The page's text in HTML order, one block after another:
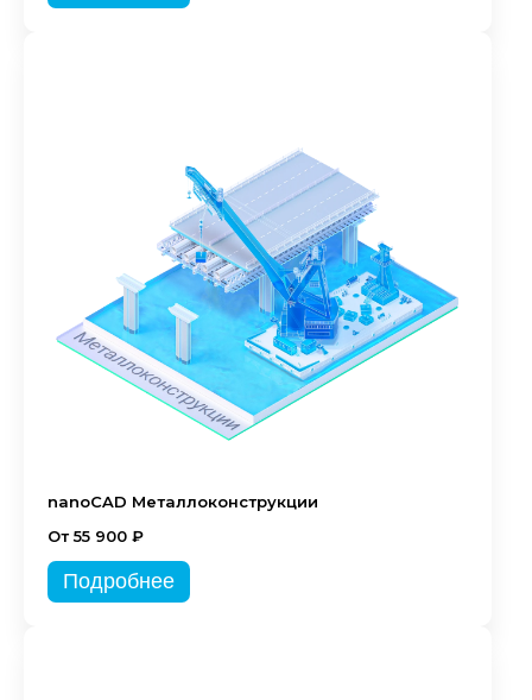
nanoCAD Металлоконструкции
От 55 900 ₽
Подробнее